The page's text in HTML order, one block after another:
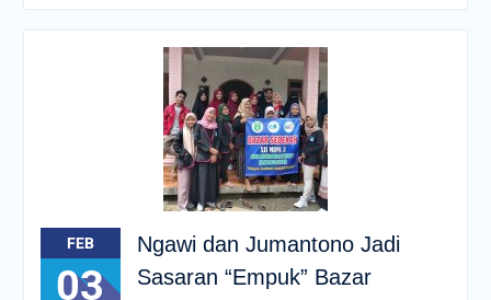
FEB
03
Ngawi dan Jumantono Jadi
Sasaran “Empuk” Bazar